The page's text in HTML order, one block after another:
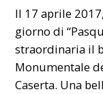
Il 17 aprile
giorno di
straordinaria il
Monumentale
Caserta. Una